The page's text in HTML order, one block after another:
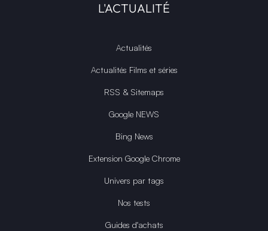
L'ACTUALITÉ
Actualités
Actualités Films et séries
RSS & Sitemaps
Google NEWS
Bing News
Extension Google Chrome
Univers par tags
Nos tests
Guides d'achats